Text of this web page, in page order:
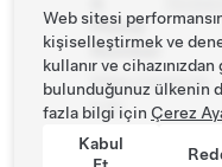
Phone
Number
https://www.lia
s.no
Web sitesi
kişiselleştirmek ve
kullanır ve
bulunduğunuz ülkenin
fazla bilgi için Çerez
Kabul